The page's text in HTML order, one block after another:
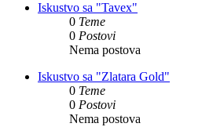
Iskustvo sa "Tavex"
0 Teme
0 Postovi
Nema postova
Iskustvo sa "Zlatara Gold"
0 Teme
0 Postovi
Nema postova